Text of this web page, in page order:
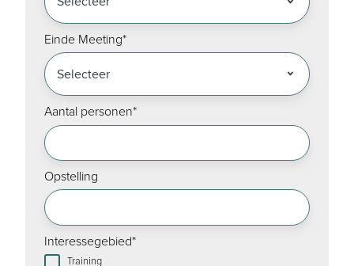
Einde Meeting*
Aantal personen*
Opstelling
Interessegebied*
Training